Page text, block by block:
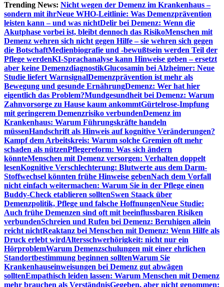
Trending News: Nicht wegen der Demenz im Krankenhaus –
sondern mit ihrNeue WHO-Leitlinie: Was Demenzprävention
leisten kann – und was nichtDelir bei Demenz: Wenn die
Akutphase vorbei ist, bleibt dennoch das RisikoMenschen mit
Demenz wehren sich nicht gegen Hilfe – sie wehren sich gegen
die BotschaftMedienbiografie und -bewußtsein werden Teil der
Pflege werdenKI-Sprachanalyse kann Hinweise geben – ersetzt
aber keine DemenzdiagnostikGlucosamin bei Alzheimer: Neue
Studie liefert WarnsignalDemenzprävention ist mehr als
Bewegung und gesunde ErnährungDemenz: Wer hat hier
eigentlich das Problem?Mundgesundheit bei Demenz: Warum
Zahnvorsorge zu Hause kaum ankommtGürtelrose-Impfung
mit geringerem Demenzrisiko verbundenDemenz im
Krankenhaus: Warum Führungskräfte handeln
müssenHandschrift als Hinweis auf kognitive Veränderungen?
Kampf dem Arbeitskreis: Warum solche Gremien oft mehr
schaden als nützenPflegereform: Was sich ändern
könnteMenschen mit Demenz versorgen: Verhalten doppelt
lesenKognitive Verschlechterung: Blutwerte aus dem Darm-
Stoffwechsel könnten frühe Hinweise gebenNach dem Vorfall
nicht einfach weitermachen: Warum Sie in der Pflege einen
Buddy-Check etablieren solltenSwen Staack über
Demenzpolitik, Pflege und falsche HoffnungenNeue Studie:
Auch frühe Demenzen sind oft mit beeinflussbaren Risiken
verbundenSchreien und Rufen bei Demenz: Beruhigen allein
reicht nichtReaktanz bei Menschen mit Demenz: Wenn Hilfe als
Druck erlebt wirdAltersschwerhörigkeit: nicht nur ein
HörproblemWarum Demenzschulungen mit einer ehrlichen
Standortbestimmung beginnen solltenWarum Sie
Krankenhauseinweisungen bei Demenz gut abwägen
solltenEmpathisch leiden lassen: Warum Menschen mit Demenz
mehr brauchen als VerständnisGegeben, aber nicht genommen: